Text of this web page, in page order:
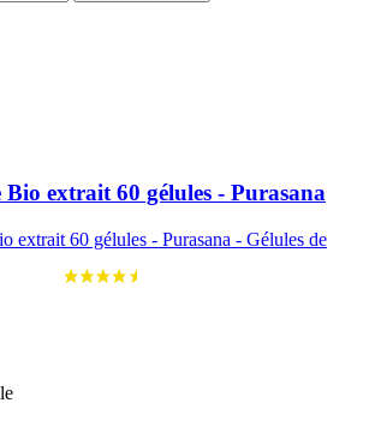
extrait 60 gélules - Purasana